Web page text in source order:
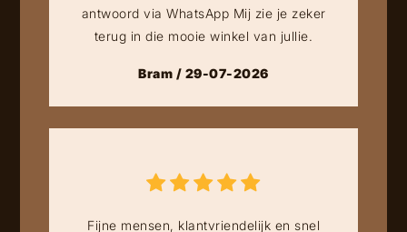
antwoord via WhatsApp Mij zie je zeker
terug in die mooie winkel van jullie.
Bram / 29-07-2026
Fijne mensen, klantvriendelijk en snel